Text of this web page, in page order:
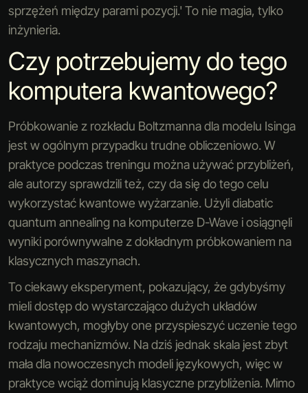
sprzężeń między parami pozycji.' To nie magia, tylko
inżynieria.
Czy potrzebujemy do tego
komputera kwantowego?
Próbkowanie z rozkładu Boltzmanna dla modelu Isinga
jest w ogólnym przypadku trudne obliczeniowo. W
praktyce podczas treningu można używać przybliżeń,
ale autorzy sprawdzili też, czy da się do tego celu
wykorzystać kwantowe wyżarzanie. Użyli diabatic
quantum annealing na komputerze D-Wave i osiągnęli
wyniki porównywalne z dokładnym próbkowaniem na
klasycznych maszynach.
To ciekawy eksperyment, pokazujący, że gdybyśmy
mieli dostęp do wystarczająco dużych układów
kwantowych, mogłyby one przyspieszyć uczenie tego
rodzaju mechanizmów. Na dziś jednak skala jest zbyt
mała dla nowoczesnych modeli językowych, więc w
praktyce wciąż dominują klasyczne przybliżenia. Mimo